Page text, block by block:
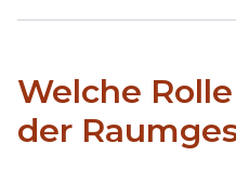
Welche
der